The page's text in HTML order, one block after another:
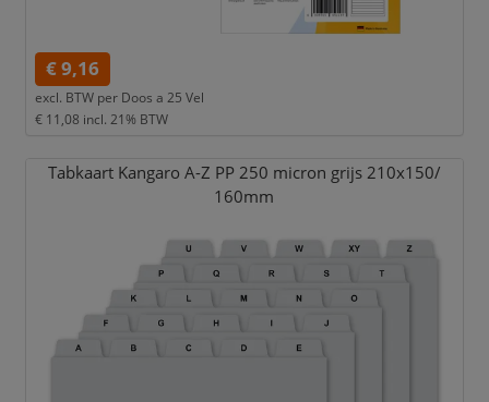
€ 9,16
excl. BTW per Doos a 25 Vel
€ 11,08 incl. 21% BTW
Tabkaart Kangaro A-Z PP 250 micron grijs 210x150/
160mm